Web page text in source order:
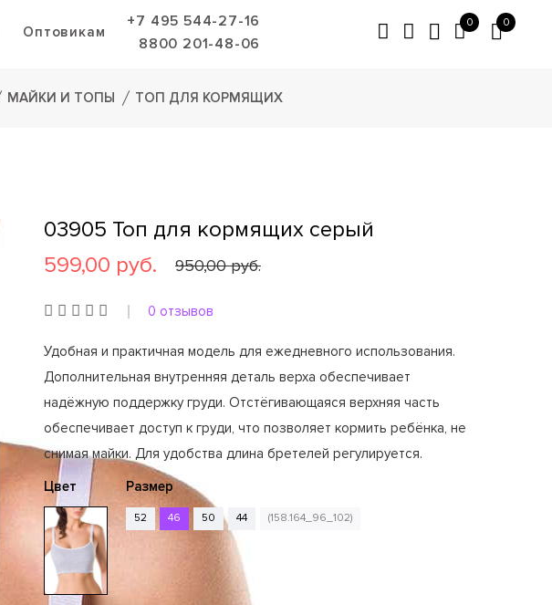
Оптовикам
+7 495 544-27-16
8800 201-48-06
0 0
МАЙКИ И ТОПЫ ТОП ДЛЯ КОРМЯЩИХ
03905 Топ для кормящих серый
599,00 руб.
950,00 руб.
0 отзывов
Удобная и практичная модель для ежедневного использования.
Дополнительная внутренняя деталь верха обеспечивает
надёжную поддержку груди. Отстёгивающаяся верхняя часть
обеспечивает доступ к груди, что позволяет кормить ребёнка, не
снимая майки. Для удобства длина бретелей регулируется.
Цвет
Размер
52 46 50 44 (158.164_96_102)